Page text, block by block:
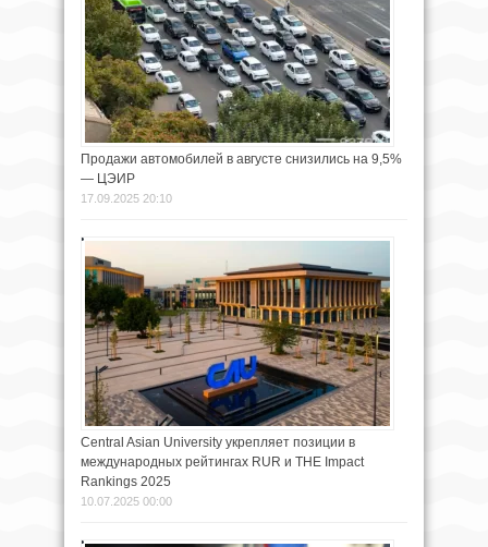
Продажи автомобилей в августе снизились на 9,5%
— ЦЭИР
17.09.2025 20:10
Central Asian University укрепляет позиции в
международных рейтингах RUR и THE Impact
Rankings 2025
10.07.2025 00:00